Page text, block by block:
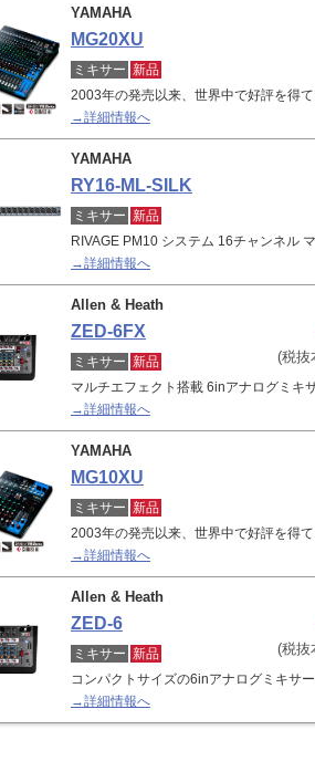
YAMAHA
MG20XU
ミキサー 新品
2003年の発売以来、世界中で好評を得
→詳細情報へ
YAMAHA
RY16-ML-SILK
ミキサー 新品
RIVAGE PM10 システム 16チャンネル
→詳細情報へ
Allen & Heath
ZED-6FX
(税抜
ミキサー 新品
マルチエフェクト搭載 6inアナログミキ
→詳細情報へ
YAMAHA
MG10XU
ミキサー 新品
2003年の発売以来、世界中で好評を得
→詳細情報へ
Allen & Heath
ZED-6
(税抜
ミキサー 新品
コンパクトサイズの6inアナログミキサ
→詳細情報へ